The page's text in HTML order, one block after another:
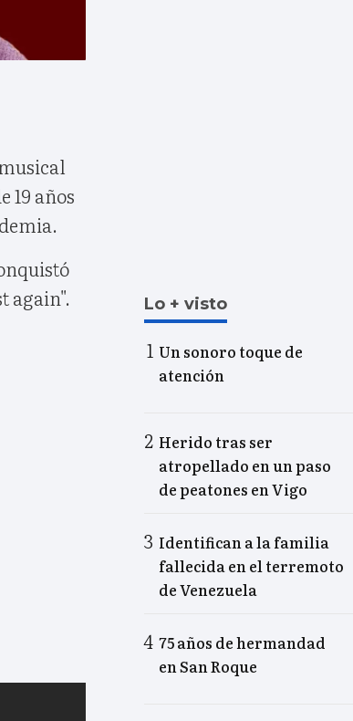
19 años
again".
Lo + visto
Un sonoro toque de
atención
Herido tras ser
atropellado en un paso
de peatones en Vigo
Identifican a la familia
fallecida en el terremoto
de Venezuela
75 años de hermandad
en San Roque